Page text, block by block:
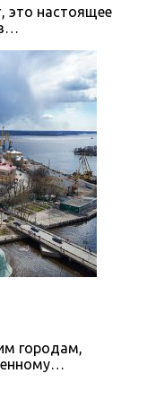
это настоящее
городам,